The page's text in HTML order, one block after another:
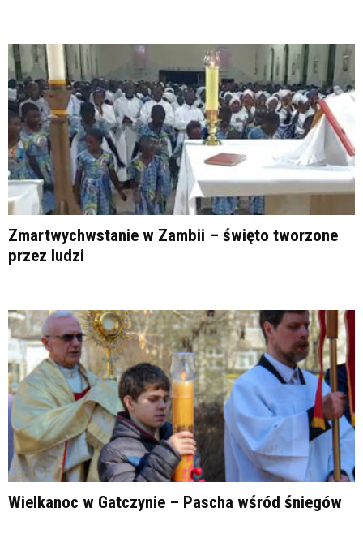
Zmartwychwstanie w Zambii – święto tworzone
przez ludzi
Wielkanoc w Gatczynie – Pascha wśród śniegów